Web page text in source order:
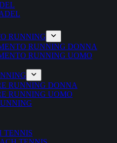
RUNNING
RUNNING DONNA
RUNNING UOMO
RUNNING DONNA
RUNNING UOMO
TENNIS